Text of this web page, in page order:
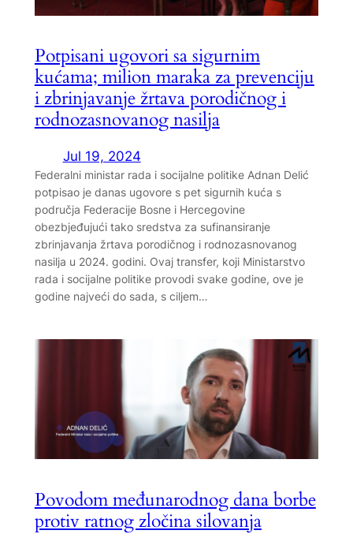
Potpisani ugovori sa sigurnim
kućama; milion maraka za prevenciju
i zbrinjavanje žrtava porodičnog i
rodnozasnovanog nasilja
Jul 19, 2024
Federalni ministar rada i socijalne politike Adnan Delić
potpisao je danas ugovore s pet sigurnih kuća s
područja Federacije Bosne i Hercegovine
obezbjeđujući tako sredstva za sufinansiranje
zbrinjavanja žrtava porodičnog i rodnozasnovanog
nasilja u 2024. godini. Ovaj transfer, koji Ministarstvo
rada i socijalne politike provodi svake godine, ove je
godine najveći do sada, s ciljem…
Povodom međunarodnog dana borbe
protiv ratnog zločina silovanja